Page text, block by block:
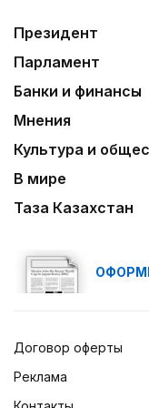
Президент
Парламент
Банки и финансы
Мнения
Культура и
В мире
Таза Казахстан
Договор оферты
Реклама